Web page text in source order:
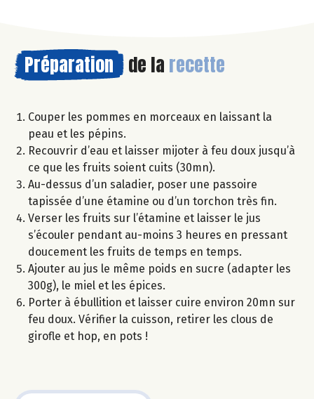
Préparation de la recette
Couper les pommes en morceaux en laissant la
peau et les pépins.
Recouvrir d’eau et laisser mijoter à feu doux jusqu’à
ce que les fruits soient cuits (30mn).
Au-dessus d’un saladier, poser une passoire
tapissée d’une étamine ou d’un torchon très fin.
Verser les fruits sur l’étamine et laisser le jus
s’écouler pendant au-moins 3 heures en pressant
doucement les fruits de temps en temps.
Ajouter au jus le même poids en sucre (adapter les
300g), le miel et les épices.
Porter à ébullition et laisser cuire environ 20mn sur
feu doux. Vérifier la cuisson, retirer les clous de
girofle et hop, en pots !